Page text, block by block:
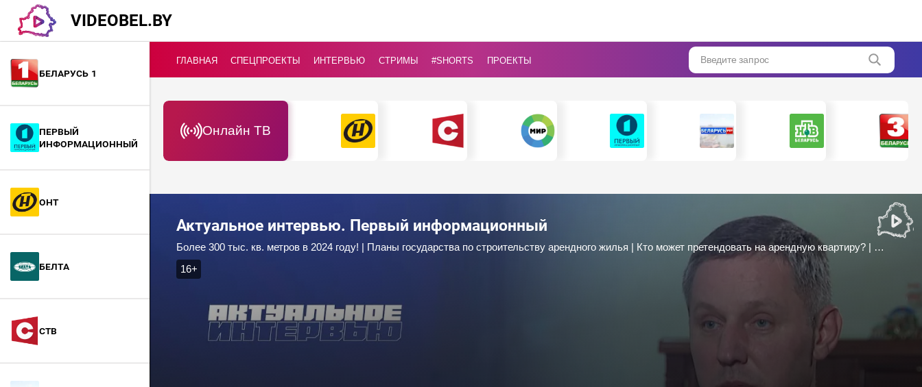
VIDEOBEL.BY
Беларусь 1
Первый
информационный
ОНТ
БелТА
СТВ
ГЛАВНАЯ СПЕЦПРОЕКТЫ ИНТЕРВЬЮ СТРИМЫ #Shorts ПРОЕКТЫ Введите запрос
Онлайн ТВ
Актуальное интервью. Первый информационный
Более 300 тыс. кв. метров в 2024 году! | Планы государства по строительству арендного жилья | Кто может претендовать на арендную квартиру? | Пархамович
16+